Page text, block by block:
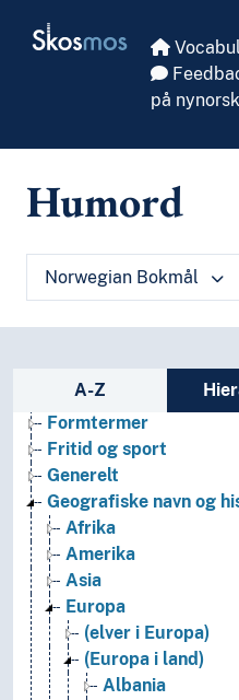
Skosmos
på nynorsk
Humord
Norwegian Bokmål
Sidebar listing:
A-Z
Folkegrupper
Formtermer
Fritid og sport
Generelt
Geografiske navn og
Afrika
Amerika
Asia
Europa
(elver i Europa)
(Europa i land)
Albania